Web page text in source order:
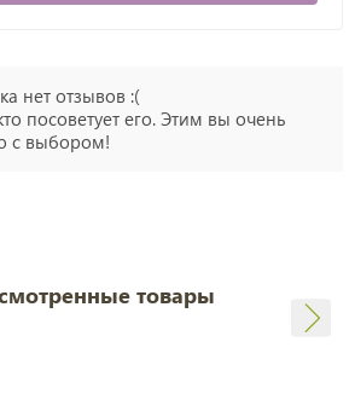
нет отзывов :(
посоветует его. Этим вы очень
с выбором!
товары